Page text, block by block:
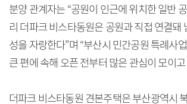
분양 관계자는 “공원이 인근에 위치한 일반
리 더파크 비스타동원은 공원과 직접 연결돼
성을 자랑한다”며 “부산시 민간공원 특례사
큰 편에 속해 오픈 전부터 많은 관심이 모이
더파크 비스타동원 견본주택은 부산광역시